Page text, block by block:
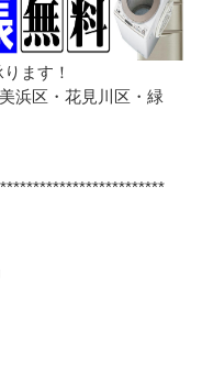
ます！
浜区・花見川区・緑